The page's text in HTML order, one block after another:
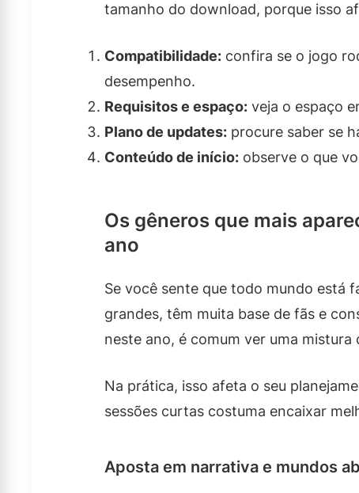
tamanho do download, porque isso
Compatibilidade: confira se o jogo
desempenho.
Requisitos e espaço: veja o espaço
Plano de updates: procure saber se
Conteúdo de início: observe o que
Os gêneros que mais
ano
Se você sente que todo mundo está
grandes, têm muita base de fãs e
neste ano, é comum ver uma
Na prática, isso afeta o seu
sessões curtas costuma encaixar
Aposta em narrativa e mundos